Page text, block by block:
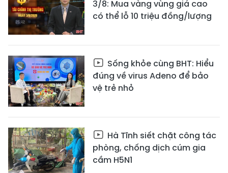
3/8: Mua vàng vùng giá cao
có thể lỗ 10 triệu đồng/lượng
Sống khỏe cùng BHT: Hiểu
đúng về virus Adeno để bảo
vệ trẻ nhỏ
Hà Tĩnh siết chặt công tác
phòng, chống dịch cúm gia
cầm H5N1